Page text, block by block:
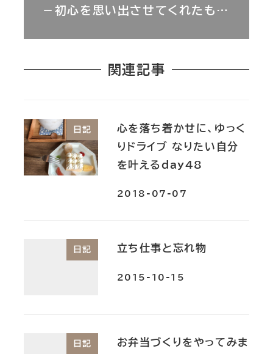
－初心を思い出させてくれたも…
関連記事
日記
心を落ち着かせに、ゆっく
りドライブ_なりたい自分
を叶えるday48
2018-07-07
日記 立ち仕事と忘れ物
2015-10-15
日記 お弁当づくりをやってみま